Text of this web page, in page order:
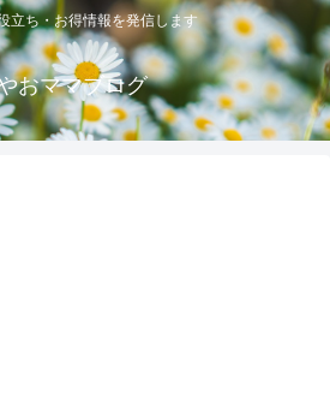
立ち・お得情報を発信します
おママブログ